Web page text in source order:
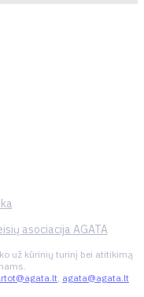
asociacija AGATA
už kūrinių turinį bei atitikimą
, agata@agata.lt